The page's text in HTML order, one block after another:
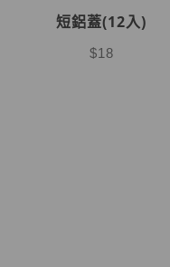
短鋁蓋(12入)
$18